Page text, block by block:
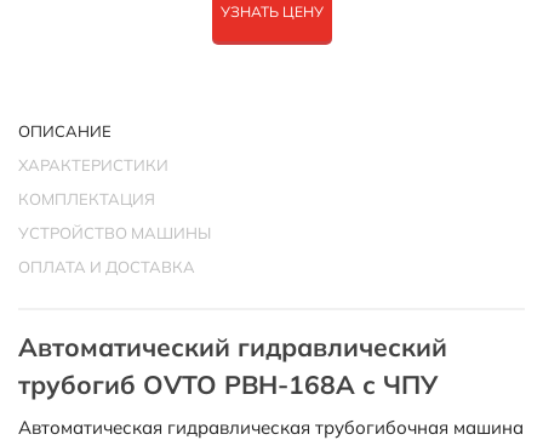
УЗНАТЬ ЦЕНУ
ОПИСАНИЕ
ХАРАКТЕРИСТИКИ
КОМПЛЕКТАЦИЯ
УСТРОЙСТВО МАШИНЫ
ОПЛАТА И ДОСТАВКА
Автоматический гидравлический
трубогиб OVTO PBH-168A с ЧПУ
Автоматическая гидравлическая трубогибочная машина